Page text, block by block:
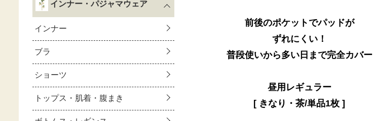
前後のポケットでパッドが
ずれにくい！
普段使いから多い日まで完全カバー
昼用レギュラー
[ きなり・茶/単品1枚 ]